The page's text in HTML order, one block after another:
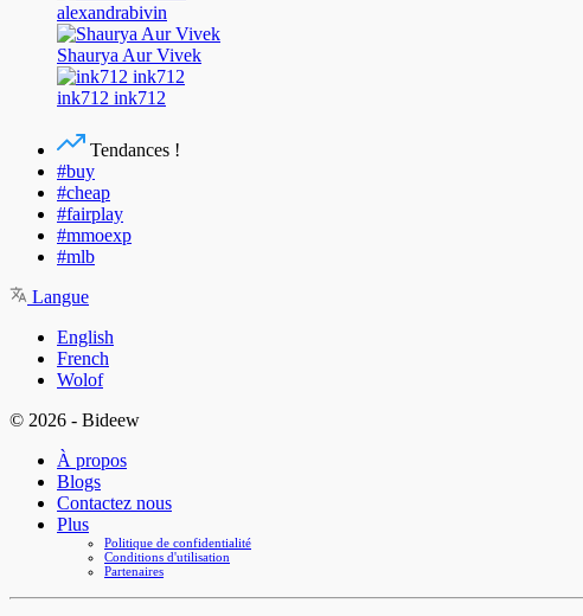
alexandrabivin
Shaurya Aur Vivek
ink712 ink712
Tendances !
#buy
#cheap
#fairplay
#mmoexp
#mlb
Langue
English
French
Wolof
© 2026 - Bideew
À propos
Blogs
Contactez nous
Plus
Politique de confidentialité
Conditions d'utilisation
Partenaires